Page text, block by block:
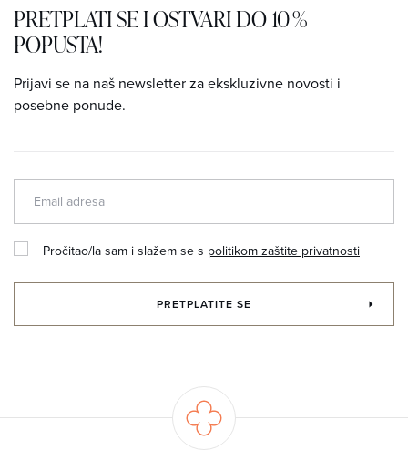
PRETPLATI SE I OSTVARI DO 10 %
POPUSTA!
Prijavi se na naš newsletter za ekskluzivne novosti i
posebne ponude.
Pročitao/la sam i slažem se s politikom zaštite privatnosti
PRETPLATITE SE